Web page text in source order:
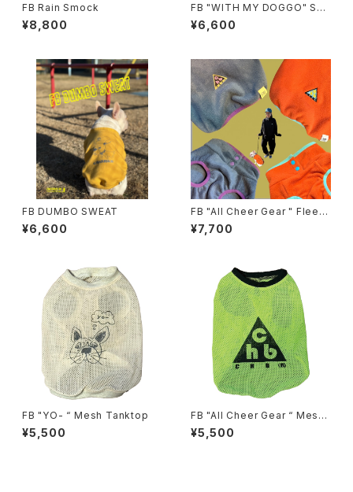
FB Rain Smock
¥8,800
FB "WITH MY DOGGO" SW
EAT
¥6,600
FB DUMBO SWEAT
¥6,600
FB "All Cheer Gear " Fleec
e Tanktop
¥7,700
FB "YO- “ Mesh Tanktop
¥5,500
FB "All Cheer Gear “ Mesh
Tanktop
¥5,500